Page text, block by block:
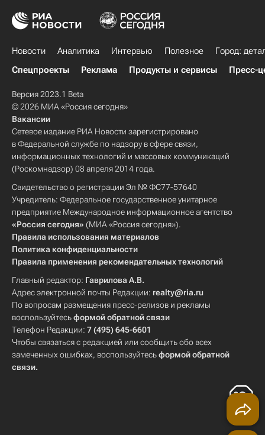
Новости Аналитика Интервью Полезное
Город:
Спецпроекты
Реклама Продукты и сервисы Пресс-
Версия 2023.1 Beta
© 2026 МИА «Россия сегодня»
Вакансии
Сетевое издание РИА Новости зарегистрировано
в Федеральной службе по надзору в сфере связи,
информационных технологий и массовых коммуникаций
(Роскомнадзор) 08 апреля 2014 года.
Свидетельство о регистрации Эл № ФС77-57640
Учредитель: Федеральное государственное унитарное
предприятие Международное информационное агентство
«Россия сегодня» (МИА «Россия сегодня»).
Правила использования материалов
Политика конфиденциальности
Правила применения рекомендательных технологий
Главный редактор: Гаврилова А.В.
Адрес электронной почты Редакции: realty@ria.ru
По вопросам размещения пресс-релизов и рекламы
воспользуйтесьформой обратной связи
Телефон Редакции: 7 (495) 645-6601
Чтобы связаться с редакцией или сообщить обо всех
замеченных ошибках, воспользуйтесьформой обратной
связи.